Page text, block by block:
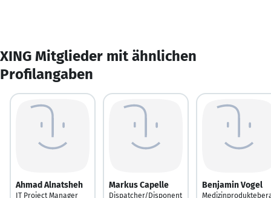
XING Mitglieder mit ähnlichen
Profilangaben
Ahmad Alnatsheh
IT Project Manager
Markus Capelle
Dispatcher/Disponent
Benjamin Vogel